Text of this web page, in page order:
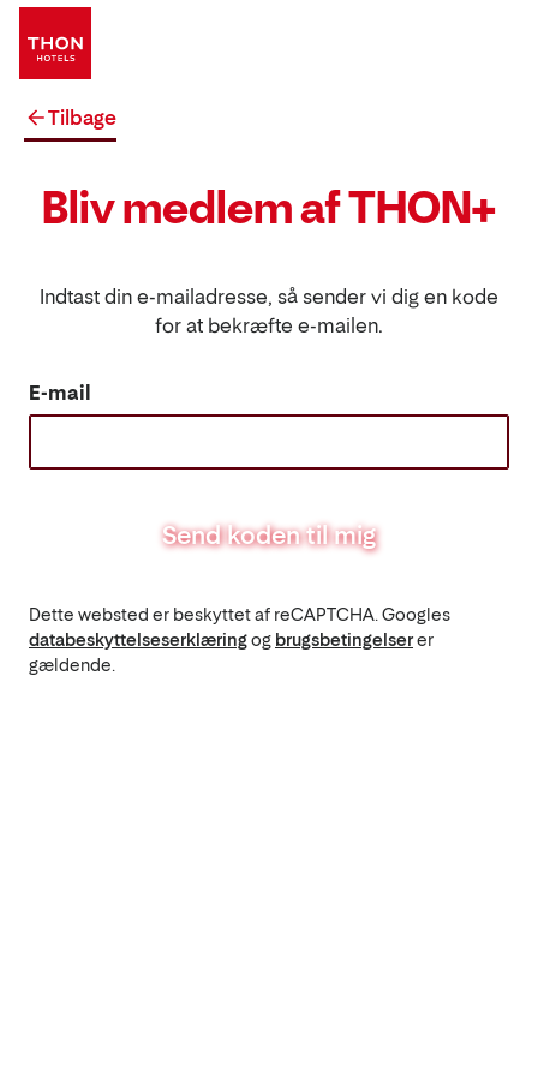
Tilbage
Bliv medlem af THON+
Indtast din e-mailadresse, så sender vi dig en kode
for at bekræfte e-mailen.
E-mail
Send koden til mig
Dette websted er beskyttet af reCAPTCHA. Googles
databeskyttelseserklæringog brugsbetingelserer
gældende.